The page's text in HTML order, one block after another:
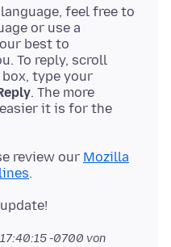
feel free to
or use a
best to
To reply, scroll
box, type your
. The more
it is for the
review our Mozilla
-0700 von